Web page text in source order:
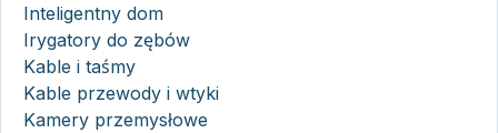
Inteligentny dom
Irygatory do zębów
Kable i taśmy
Kable przewody i wtyki
Kamery przemysłowe